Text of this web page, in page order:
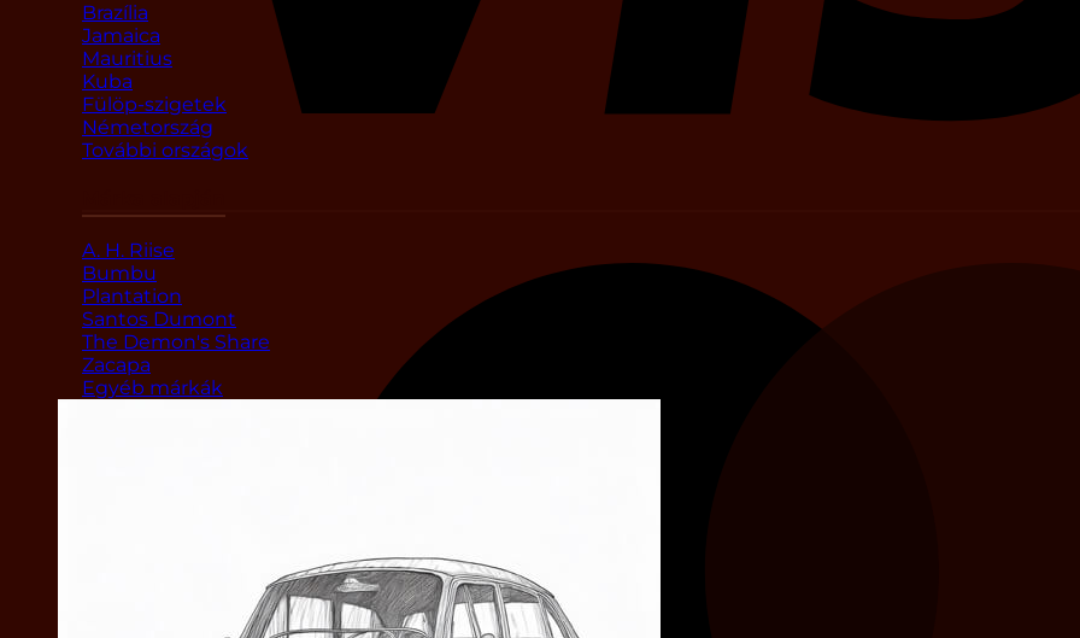
Brazília
Jamaica
Mauritius
Kuba
Fülöp-szigetek
Németország
További országok
A. H. Riise
Bumbu
Plantation
Santos Dumont
The Demon's Share
Zacapa
Egyéb márkák